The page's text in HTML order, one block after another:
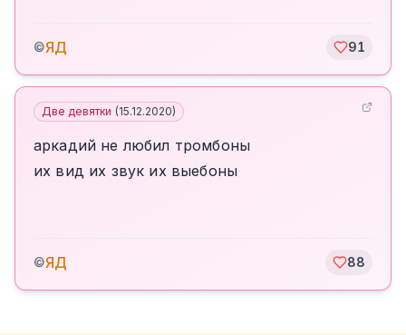
©ЯД 91
Две девятки (15.12.2020)
аркадий не любил тромбоны
их вид их звук их выебоны
©ЯД 88